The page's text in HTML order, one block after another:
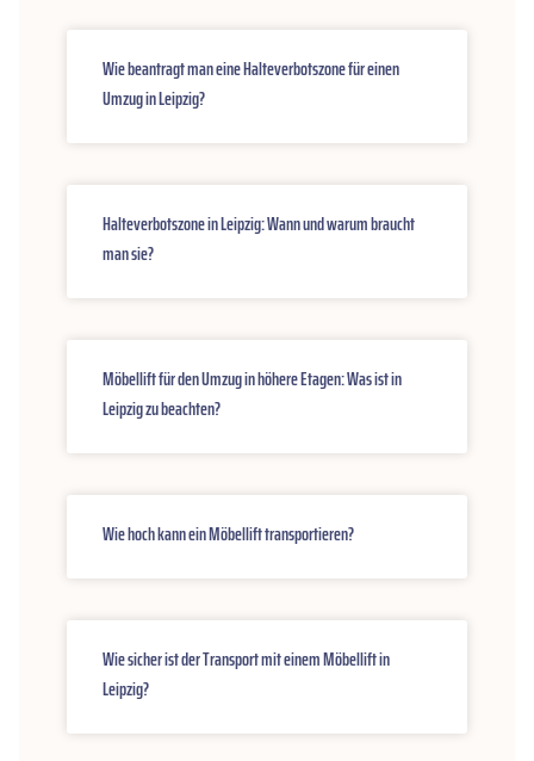
Wie beantragt man eine Halteverbotszone für einen
Umzug in Leipzig?
Halteverbotszone in Leipzig: Wann und warum braucht
man sie?
Möbellift für den Umzug in höhere Etagen: Was ist in
Leipzig zu beachten?
Wie hoch kann ein Möbellift transportieren?
Wie sicher ist der Transport mit einem Möbellift in
Leipzig?